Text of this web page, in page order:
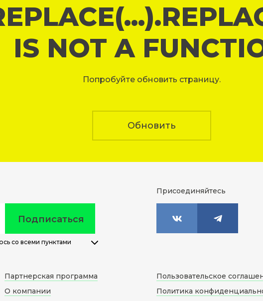
IS NOT A
Попробуйте обновить страницу.
Обновить
Подписаться
со всеми пунктами
Присоединяйтесь
Партнерская программа
О компании
Пользовательское
Политика